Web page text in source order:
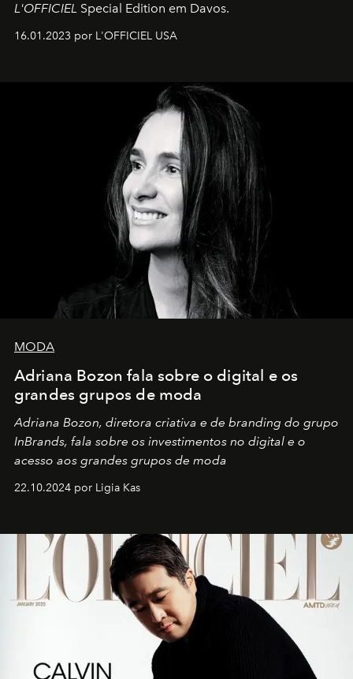
L'OFFICIEL Special Edition em Davos.
16.01.2023 por L'OFFICIEL USA
MODA
Adriana Bozon fala sobre o digital e os
grandes grupos de moda
Adriana Bozon, diretora criativa e de branding do grupo
InBrands, fala sobre os investimentos no digital e o
acesso aos grandes grupos de moda
22.10.2024 por Ligia Kas